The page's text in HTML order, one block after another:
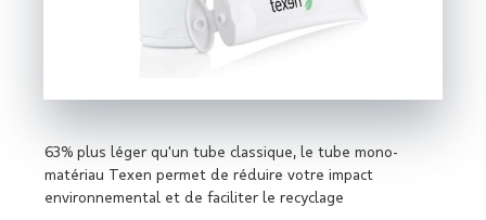
63% plus léger qu'un tube classique, le tube mono-
matériau Texen permet de réduire votre impact
environnemental et de faciliter le recyclage